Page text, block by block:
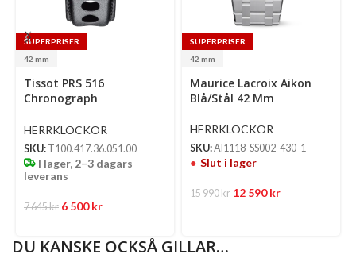
SUPERPRISER
42 mm
Select
options
Tissot PRS 516
Chronograph
Mm
HERRKLOCKOR
SKU: T100.417.36.051.00
I lager, 2–3 dagars
leverans
7 645kr 6 500kr
SUPERPRISER
42 mm
Maurice Lacroix Aikon
Blå/Stål 42 Mm
HERRKLOCKOR
SKU:AI1118-SS002-430-1
Slut i lager
15 990kr 12 590kr
DU KANSKE OCKSÅ GILLAR…